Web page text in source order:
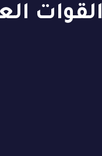
القوات